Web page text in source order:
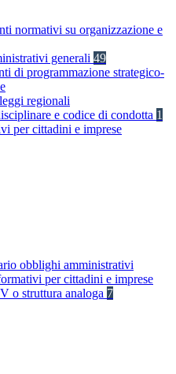
normativi su organizzazione e
generali 49
di programmazione strategico-
regionali
e codice di condotta 1
per cittadini e imprese
obblighi amministrativi
per cittadini e imprese
o struttura analoga 7